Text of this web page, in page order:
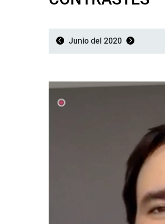
Junio del 2020